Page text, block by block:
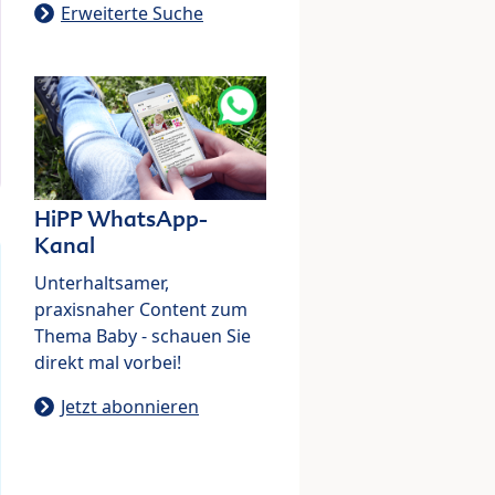
Erweiterte Suche
HiPP WhatsApp-
Kanal
Unterhaltsamer,
praxisnaher Content zum
Thema Baby - schauen Sie
direkt mal vorbei!
Jetzt abonnieren